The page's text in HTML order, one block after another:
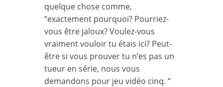
quelque chose comme,
“exactement pourquoi? Pourriez-
vous être jaloux? Voulez-vous
vraiment vouloir tu étais ici? Peut-
être si vous prouver tu n’es pas un
tueur en série, nous vous
demandons pour jeu vidéo cinq. “